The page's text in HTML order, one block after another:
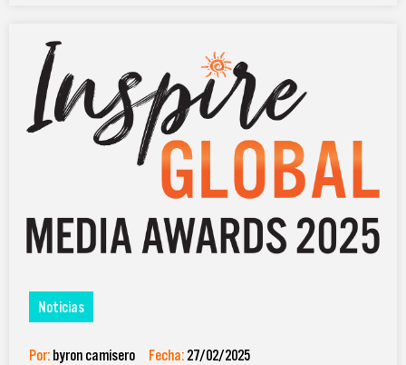
Noticias
Por: byron camisero Fecha: 27/02/2025